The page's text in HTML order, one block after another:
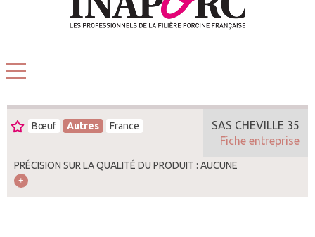
Bœuf Autres France
PRÉCISION SUR LA QUALITÉ DU PRODUIT : AUCUNE
SAS CHEVILLE 35
Fiche entreprise